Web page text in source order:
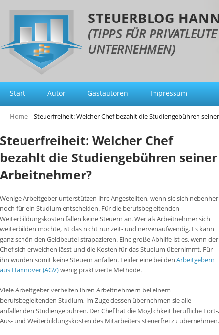
STEUERBLOG
(TIPPS FÜR
UNTERNEHMEN)
Start Autor Gastautoren Impressum
Home - Steuerfreiheit: Welcher Chef bezahlt die Studiengebühren
Steuerfreiheit: Welcher Chef
bezahlt die Studiengebühren seiner
Arbeitnehmer?
Wenige Arbeitgeber unterstützen ihre Angestellten, wenn sie sich nebenher
noch für ein Studium entscheiden. Für die berufsbegleitenden
Weiterbildungskosten fallen keine Steuern an. Wer als Arbeitnehmer sich
weiterbilden möchte, ist das nicht nur zeit- und nervenaufwendig. Es kann
ganz schön den Geldbeutel strapazieren. Eine große Abhilfe ist es, wenn der
Chef sich erweichen lässt und die Kosten für das Studium übernimmt. Für
ihn würden somit keine Steuern anfallen. Leider eine bei den Arbeitgebern
aus Hannover (AGV)wenig praktizierte Methode.
Viele Arbeitgeber verhelfen ihren Arbeitnehmern bei einem
berufsbegleitenden Studium, im Zuge dessen übernehmen sie alle
anfallenden Studiengebühren. Der Chef hat die Möglichkeit berufliche Fort-,
Aus- und Weiterbildungskosten des Mitarbeiters steuerfrei zu übernehmen.